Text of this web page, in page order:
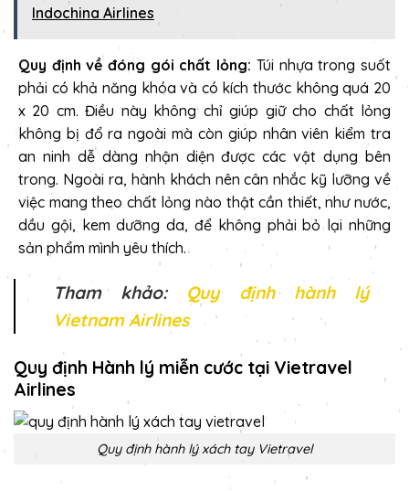
Indochina Airlines
Quy định về đóng gói chất lỏng: Túi nhựa trong suốt
phải có khả năng khóa và có kích thước không quá 20
x 20 cm. Điều này không chỉ giúp giữ cho chất lỏng
không bị đổ ra ngoài mà còn giúp nhân viên kiểm tra
an ninh dễ dàng nhận diện được các vật dụng bên
trong. Ngoài ra, hành khách nên cân nhắc kỹ lưỡng về
việc mang theo chất lỏng nào thật cần thiết, như nước,
dầu gội, kem dưỡng da, để không phải bỏ lại những
sản phẩm mình yêu thích.
Tham khảo: Quy định hành lý
Vietnam Airlines
Quy định Hành lý miễn cước tại Vietravel
Airlines
Quy định hành lý xách tay Vietravel